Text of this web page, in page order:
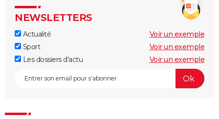
NEWSLETTERS
Actualité
Voir un exemple
Sport
Voir un exemple
Les dossiers d'actu
Voir un exemple